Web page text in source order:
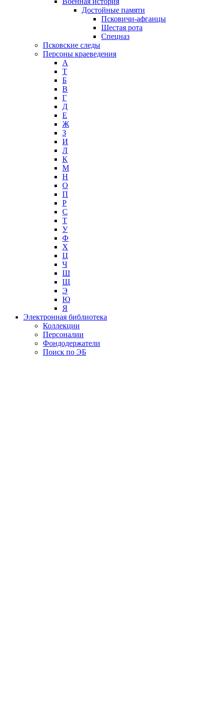
Достойные памяти
Псковичи-афганцы
Шестая рота
Спецназ
Псковские следы
Персоны краеведения
А
T
Б
В
Г
Д
Е
Ж
З
И
Л
К
М
Н
О
П
Р
С
Т
У
Ф
Х
Ц
Ч
Ш
Щ
Э
Ю
Я
Электронная библиотека
Коллекции
Персоналии
Фондодержатели
Поиск по ЭБ